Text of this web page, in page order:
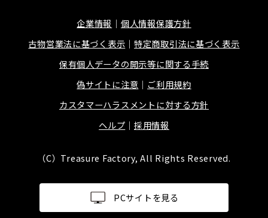
企業情報
個人情報保護方針
古物営業法に基づく表示
特定商取引法に基づく表示
保有個人データの開示等に関する手続
偽サイトに注意
ご利用規約
カスタマーハラスメントに対する方針
ヘルプ
採用情報
（C）Treasure Factory, All Rights Reserved.
PCサイトを見る